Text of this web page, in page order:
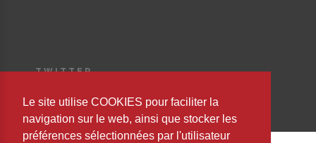
Le site utilise COOKIES pour faciliter la
navigation sur le web, ainsi que stocker les
préférences sélectionnées par l'utilisateur
TWITTER